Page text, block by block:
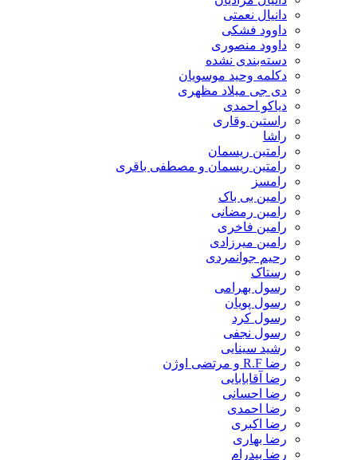
دانیال نعمتی
داوود فشکی
داوود منصوری
دسته‌بندی نشده
دکلمه وحید موسویان
دی جی میلاد مظهری
دیاکو احمدی
راستین وقاری
راشا
رامتین ریسمان
رامتین ریسمان و مصطفی باقری
رامسز
رامین بی باک
رامین رمضانی
رامین فاخری
رامین میرزادی
رحیم جوانمردی
رستاک
رسول بهرامی
رسول پویان
رسول کرد
رسول نجفی
رشید سینایی
رضا R.F و مرتضی اوژن
رضا آقابابایی
رضا احسانی
رضا احمدی
رضا اکبری
رضا بهاری
رضا بیدرام